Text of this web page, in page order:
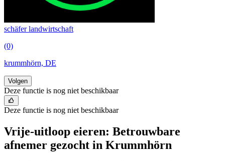
schäfer landwirtschaft
(0)
krummhörn, DE
Volgen
Deze functie is nog niet beschikbaar
Deze functie is nog niet beschikbaar
Vrije-uitloop eieren: Betrouwbare
afnemer gezocht in Krummhörn